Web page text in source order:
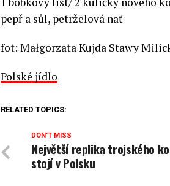
pepř a sůl, petrželová nať
fot: Małgorzata Kujda Stawy
Polské jídlo
RELATED TOPICS:
DON'T MISS
Největší replika trojského
stojí v Polsku